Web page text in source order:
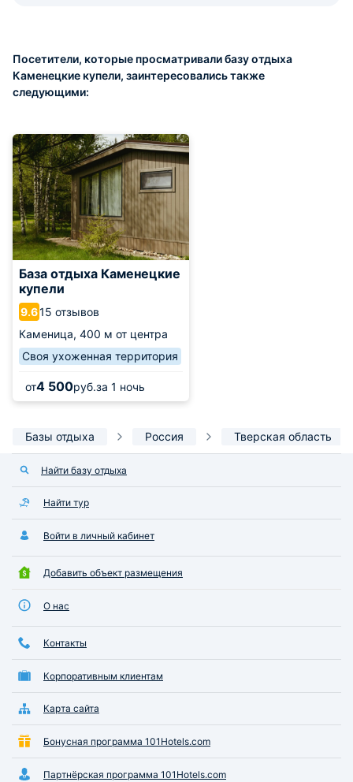
Посетители, которые просматривали базу отдыха
Каменецкие купели, заинтересовались также
следующими:
База отдыха Каменецкие
купели
9.615 отзывов
Каменица, 400 м от центра
Своя ухоженная территория
от4 500руб.за 1 ночь
Базы отдыха Россия Тверская область
Найти базу отдыха
Найти тур
Войти в личный кабинет
Добавить объект размещения
О нас
Контакты
Корпоративным клиентам
Карта сайта
Бонусная программа 101Hotels.com
Партнёрская программа 101Hotels.com